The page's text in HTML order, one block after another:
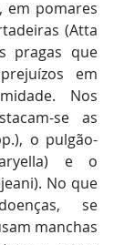
em pomares
(Atta
pragas que
em
Nos
se as
o pulgão-
e o
No que
se
manchas